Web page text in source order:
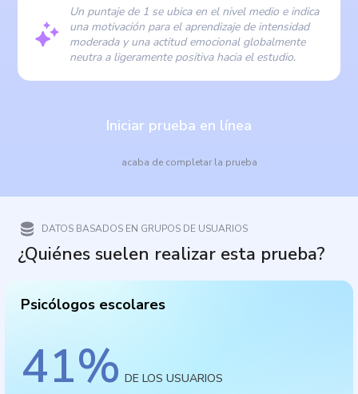
Un puntaje de 1 se ubica en el nivel medio e indica
una motivación para el aprendizaje de intensidad
moderada y una actitud emocional globalmente
neutra a ligeramente positiva hacia el estudio.
Iniciar prueba en línea
acaba de completar la prueba
DATOS BASADOS EN GRUPOS DE USUARIOS
¿Quiénes suelen realizar esta prueba?
Psicólogos escolares
41% DE LOS USUARIOS